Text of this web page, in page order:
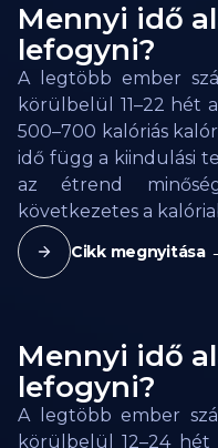
Mennyi idő
lefogyni?
A legtöbb ember
körülbelül 11–22 hét
500–700 kalóriás
idő függ a kiindulási
az étrend
következetes a
Cikk megnyitása
Mennyi idő
lefogyni?
A legtöbb ember
körülbelül 12–24 hét